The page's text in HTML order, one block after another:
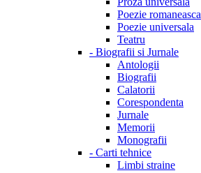
Poezie romaneasca
Poezie universala
Teatru
- Biografii si Jurnale
Antologii
Biografii
Calatorii
Corespondenta
Jurnale
Memorii
Monografii
- Carti tehnice
Limbi straine